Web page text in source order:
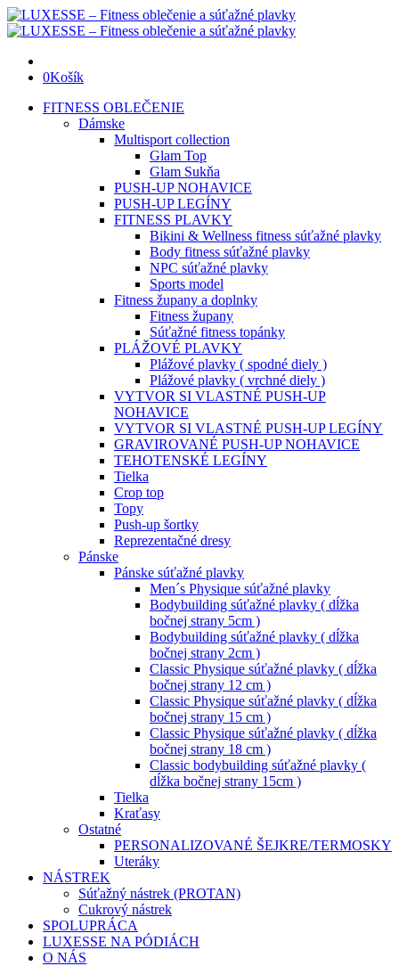
0Košík
FITNESS OBLEČENIE
Dámske
Multisport collection
Glam Top
Glam Sukňa
PUSH-UP NOHAVICE
PUSH-UP LEGÍNY
FITNESS PLAVKY
Bikini & Wellness fitness súťažné plavky
Body fitness súťažné plavky
NPC súťažné plavky
Sports model
Fitness župany a doplnky
Fitness župany
Súťažné fitness topánky
PLÁŽOVÉ PLAVKY
Plážové plavky ( spodné diely )
Plážové plavky ( vrchné diely )
VYTVOR SI VLASTNÉ PUSH-UP
NOHAVICE
VYTVOR SI VLASTNÉ PUSH-UP LEGÍNY
GRAVIROVANÉ PUSH-UP NOHAVICE
TEHOTENSKÉ LEGÍNY
Tielka
Crop top
Topy
Push-up šortky
Reprezentačné dresy
Pánske
Pánske súťažné plavky
Men´s Physique súťažné plavky
Bodybuilding súťažné plavky ( dĺžka
bočnej strany 5cm )
Bodybuilding súťažné plavky ( dĺžka
bočnej strany 2cm )
Classic Physique súťažné plavky ( dĺžka
bočnej strany 12 cm )
Classic Physique súťažné plavky ( dĺžka
bočnej strany 15 cm )
Classic Physique súťažné plavky ( dĺžka
bočnej strany 18 cm )
Classic bodybuilding súťažné plavky (
dĺžka bočnej strany 15cm )
Tielka
Kraťasy
Ostatné
PERSONALIZOVANÉ ŠEJKRE/TERMOSKY
Uteráky
NÁSTREK
Súťažný nástrek (PROTAN)
Cukrový nástrek
SPOLUPRÁCA
LUXESSE NA PÓDIÁCH
O NÁS